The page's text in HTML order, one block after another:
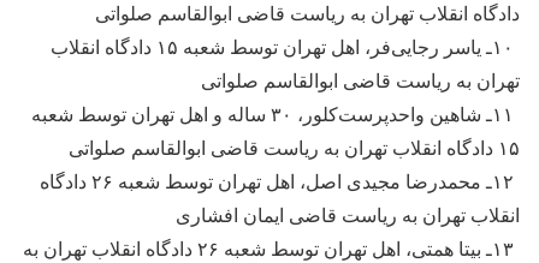
دادگاه انقلاب تهران به ریاست قاضی ابوالقاسم صلواتی
۱۰ـ یاسر رجایی‌فر، اهل تهران توسط شعبه ۱۵ دادگاه انقلاب
تهران به ریاست قاضی ابوالقاسم صلواتی
۱۱ـ شاهین واحدپرست‌کلور، ۳۰ ساله و اهل تهران توسط شعبه
۱۵ دادگاه انقلاب تهران به ریاست قاضی ابوالقاسم صلواتی
۱۲ـ محمدرضا مجیدی اصل، اهل تهران توسط شعبه ۲۶ دادگاه
انقلاب تهران به ریاست قاضی ایمان افشاری
۱۳ـ بیتا همتی، اهل تهران توسط شعبه ۲۶ دادگاه انقلاب تهران به